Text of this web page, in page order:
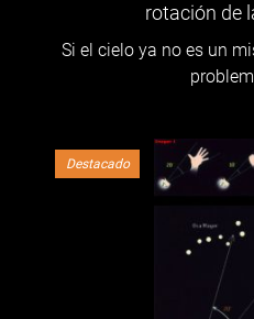
rotación de
Si el cielo ya no es un
Destacado